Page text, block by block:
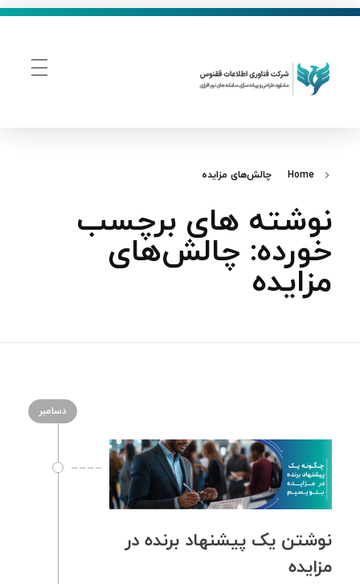
Home چالش‌های مزایده
نوشته های برچسب
خورده: چالش‌های
مزایده
دسامبر
نوشتن یک پیشنهاد برنده در
مزایده